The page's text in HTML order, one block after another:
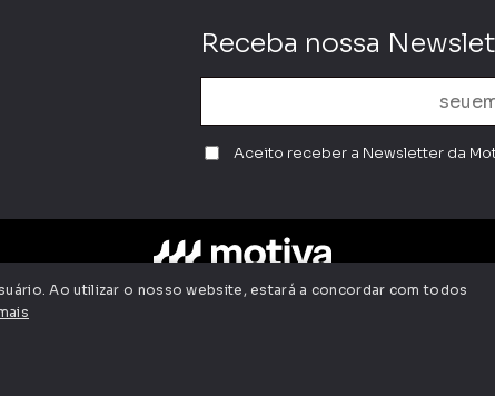
Receba nossa
Aceito receber a Newsletter da
Cardoso, 8.501, 5º andar, Pinheiros, São Paulo/SP - CEP
Ao utilizar o nosso website, estará a concordar com todos